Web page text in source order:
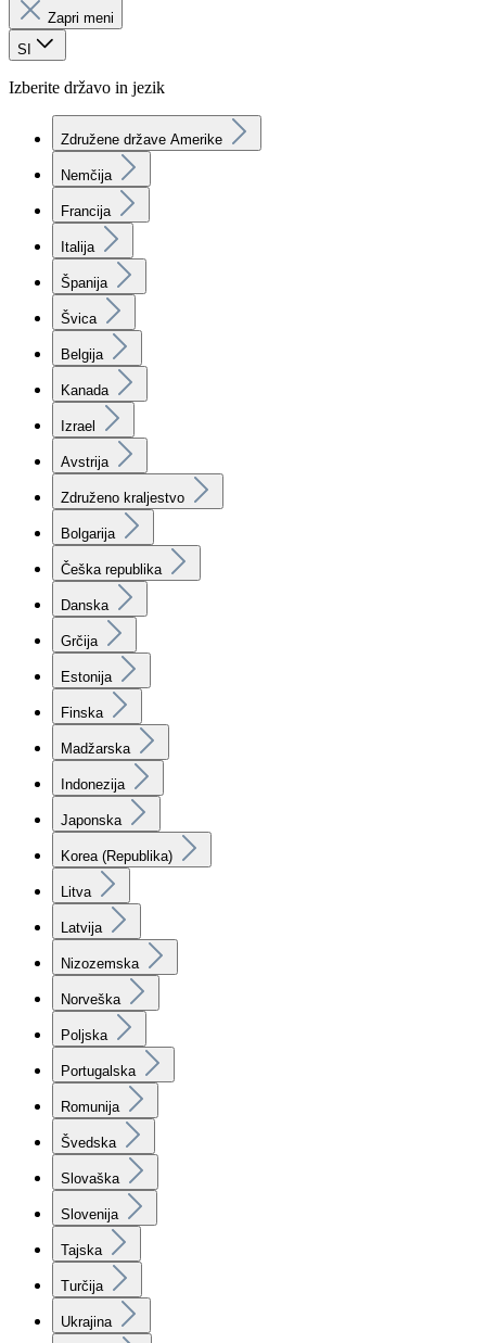
Zapri meni
SI
Izberite državo in jezik
Združene države Amerike
Nemčija
Francija
Italija
Španija
Švica
Belgija
Kanada
Izrael
Avstrija
Združeno kraljestvo
Bolgarija
Češka republika
Danska
Grčija
Estonija
Finska
Madžarska
Indonezija
Japonska
Korea (Republika)
Litva
Latvija
Nizozemska
Norveška
Poljska
Portugalska
Romunija
Švedska
Slovaška
Slovenija
Tajska
Turčija
Ukrajina